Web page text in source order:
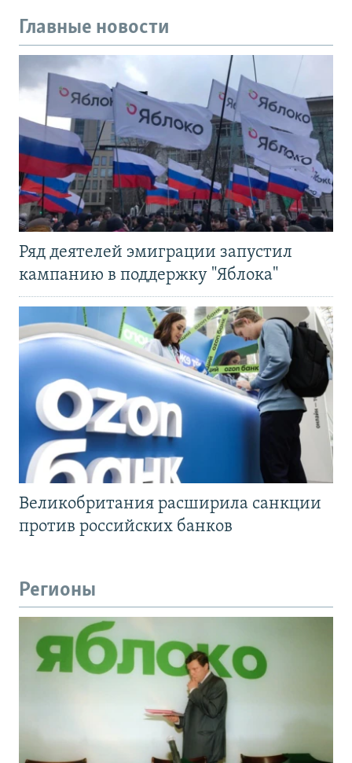
Главные новости
Ряд деятелей эмиграции запустил
кампанию в поддержку "Яблока"
Великобритания расширила санкции
против российских банков
Регионы